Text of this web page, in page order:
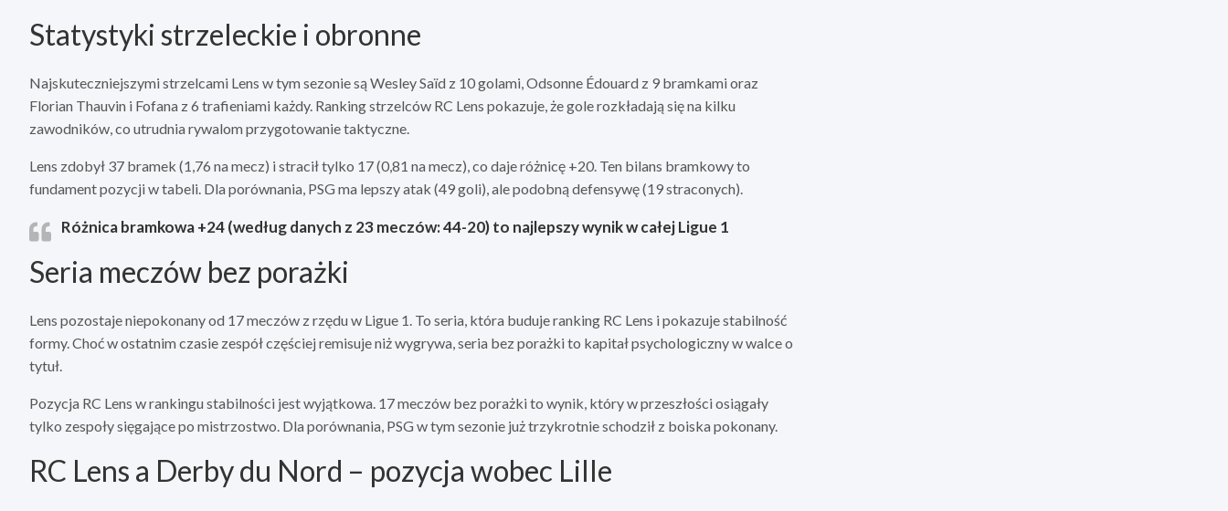
Statystyki strzeleckie i obronne
Najskuteczniejszymi strzelcami Lens w tym sezonie są Wesley Saïd z 10 golami, Odsonne Édouard z 9 bramkami oraz
Florian Thauvin i Fofana z 6 trafieniami każdy. Ranking strzelców RC Lens pokazuje, że gole rozkładają się na kilku
zawodników, co utrudnia rywalom przygotowanie taktyczne.
Lens zdobył 37 bramek (1,76 na mecz) i stracił tylko 17 (0,81 na mecz), co daje różnicę +20. Ten bilans bramkowy to
fundament pozycji w tabeli. Dla porównania, PSG ma lepszy atak (49 goli), ale podobną defensywę (19 straconych).
Różnica bramkowa +24 (według danych z 23 meczów: 44-20) to najlepszy wynik w całej Ligue 1
Seria meczów bez porażki
Lens pozostaje niepokonany od 17 meczów z rzędu w Ligue 1. To seria, która buduje ranking RC Lens i pokazuje stabilność
formy. Choć w ostatnim czasie zespół częściej remisuje niż wygrywa, seria bez porażki to kapitał psychologiczny w walce o
tytuł.
Pozycja RC Lens w rankingu stabilności jest wyjątkowa. 17 meczów bez porażki to wynik, który w przeszłości osiągały
tylko zespoły sięgające po mistrzostwo. Dla porównania, PSG w tym sezonie już trzykrotnie schodził z boiska pokonany.
RC Lens a Derby du Nord – pozycja wobec Lille